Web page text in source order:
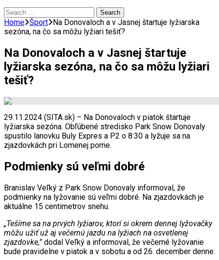
Search
for:
Home Šport Na Donovaloch a v Jasnej štartuje lyžiarska
sezóna, na čo sa môžu lyžiari tešiť?
Na Donovaloch a v Jasnej štartuje
lyžiarska sezóna, na čo sa môžu lyžiari
tešiť?
29.11.2024 (SITA.sk) – Na Donovaloch v piatok štartuje
lyžiarska sezóna. Obľúbené stredisko Park Snow Donovaly
spustilo lanovku Buly Expres a P2 o 8:30 a lyžuje sa na
zjazdovkách pri Lomenej pome.
Podmienky sú veľmi dobré
Branislav Veľký z Park Snow Donovaly informoval, že
podmienky na lyžovanie sú veľmi dobré. Na zjazdovkách je
aktuálne 15 centimetrov snehu.
„Tešíme sa na prvých lyžiarov, ktorí si okrem dennej lyžovačky
môžu užiť už aj večernú jazdu na lyžiach na osvetlenej
zjazdovke,”dodal Veľký a informoval, že večerné lyžovanie
bude pravidelne v piatok a v sobotu a od 26. december denne.